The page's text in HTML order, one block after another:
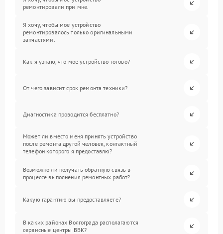
ремонтировали при мне.
Я хочу, чтобы мое устройство
ремонтировалось только оригинальными
запчастями.
Как я узнаю, что мое устройство готово?
От чего зависит срок ремонта техники?
Диагностика проводится бесплатно?
Может ли вместо меня принять устройство
после ремонта другой человек, контактный
телефон которого я предоставлю?
Возможно ли получать обратную связь в
процессе выполнения ремонтных работ?
Какую гарантию вы предоставляете?
В каких районах Волгограда располагаются
сервисные центры BBK?